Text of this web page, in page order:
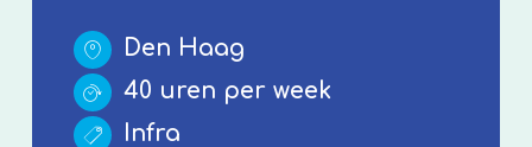
Den Haag
40 uren per week
Infra